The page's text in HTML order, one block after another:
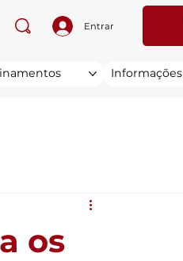
Entrar
Informações
os